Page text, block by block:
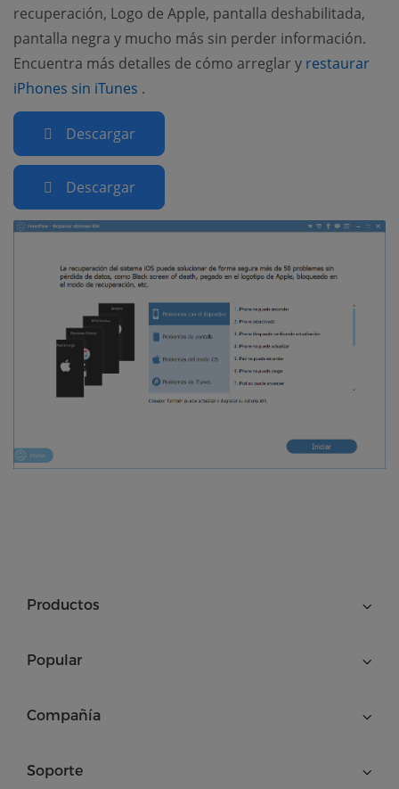
recuperación, Logo de Apple, pantalla deshabilitada,
pantalla negra y mucho más sin perder información.
Encuentra más detalles de cómo arreglar y restaurar
iPhones sin iTunes (opens new window)
.
Descargar
Descargar
Productos
Popular
Compañía
Soporte